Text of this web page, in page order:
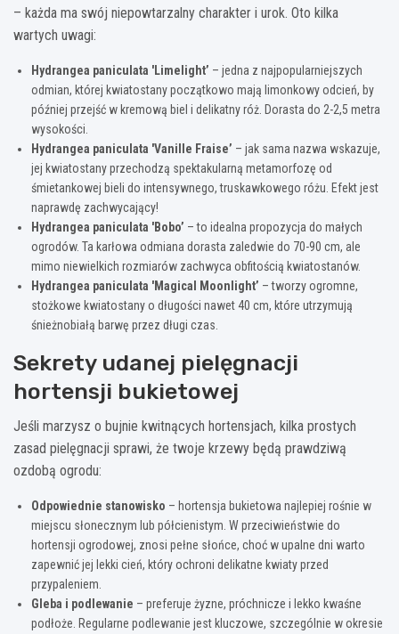
– każda ma swój niepowtarzalny charakter i urok. Oto kilka
wartych uwagi:
Hydrangea paniculata 'Limelight’ – jedna z najpopularniejszych
odmian, której kwiatostany początkowo mają limonkowy odcień, by
później przejść w kremową biel i delikatny róż. Dorasta do 2-2,5 metra
wysokości.
Hydrangea paniculata 'Vanille Fraise’ – jak sama nazwa wskazuje,
jej kwiatostany przechodzą spektakularną metamorfozę od
śmietankowej bieli do intensywnego, truskawkowego różu. Efekt jest
naprawdę zachwycający!
Hydrangea paniculata 'Bobo’ – to idealna propozycja do małych
ogrodów. Ta karłowa odmiana dorasta zaledwie do 70-90 cm, ale
mimo niewielkich rozmiarów zachwyca obfitością kwiatostanów.
Hydrangea paniculata 'Magical Moonlight’ – tworzy ogromne,
stożkowe kwiatostany o długości nawet 40 cm, które utrzymują
śnieżnobiałą barwę przez długi czas.
Sekrety udanej pielęgnacji
hortensji bukietowej
Jeśli marzysz o bujnie kwitnących hortensjach, kilka prostych
zasad pielęgnacji sprawi, że twoje krzewy będą prawdziwą
ozdobą ogrodu:
Odpowiednie stanowisko – hortensja bukietowa najlepiej rośnie w
miejscu słonecznym lub półcienistym. W przeciwieństwie do
hortensji ogrodowej, znosi pełne słońce, choć w upalne dni warto
zapewnić jej lekki cień, który ochroni delikatne kwiaty przed
przypaleniem.
Gleba i podlewanie – preferuje żyzne, próchnicze i lekko kwaśne
podłoże. Regularne podlewanie jest kluczowe, szczególnie w okresie